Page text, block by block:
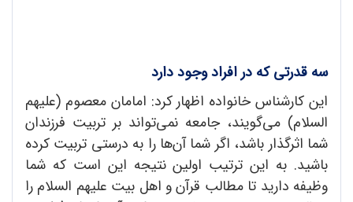
سه قدرتی که در افراد وجود دارد
این کارشناس خانواده اظهار کرد: امامان معصوم (علیهم‌
السلام) می‌گویند، جامعه نمی‌تواند بر تربیت فرزندان
شما اثرگذار باشد، اگر شما آن‌ها را به درستی تربیت کرده
باشید. به این ترتیب اولین نتیجه این است که شما
وظیفه دارید تا مطالب قرآن و اهل بیت علیهم السلام را